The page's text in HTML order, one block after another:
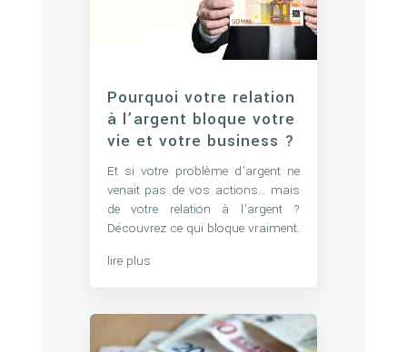
Pourquoi votre relation
à l’argent bloque votre
vie et votre business ?
Et si votre problème d’argent ne
venait pas de vos actions… mais
de votre relation à l’argent ?
Découvrez ce qui bloque vraiment.
lire plus